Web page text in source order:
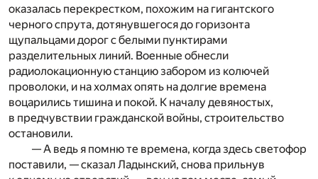
оказалась перекрестком, похожим на гигантского
черного спрута, дотянувшегося до горизонта
щупальцами дорог с белыми пунктирами
разделительных линий. Военные обнесли
радиолокационную станцию забором из колючей
проволоки, и на холмах опять на долгие времена
воцарились тишина и покой. К началу девяностых,
в предчувствии гражданской войны, строительство
остановили.
— А ведь я помню те времена, когда здесь светофор
поставили, — сказал Ладынский, снова прильнув